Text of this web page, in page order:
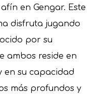
en Gengar. Este
disfruta jugando
por su
ambos reside en
en su capacidad
más profundos y